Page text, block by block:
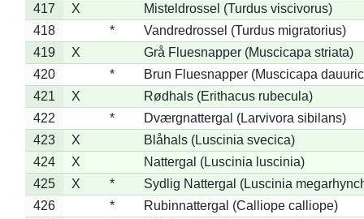
417
X
Misteldrossel (Turdus viscivorus)
418
*
Vandredrossel (Turdus migratorius)
419
X
Grå Fluesnapper (Muscicapa striata)
420
*
Brun Fluesnapper (Muscicapa
421
X
Rødhals (Erithacus rubecula)
422
*
Dværgnattergal (Larvivora sibilans)
423
X
Blåhals (Luscinia svecica)
424
X
Nattergal (Luscinia luscinia)
425
X *
Sydlig Nattergal (Luscinia
426
*
Rubinnattergal (Calliope calliope)